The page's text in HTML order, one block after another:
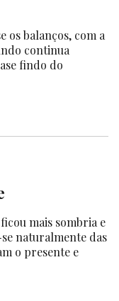
os balanços, com a
continua
findo do
mais sombria e
naturalmente das
o presente e